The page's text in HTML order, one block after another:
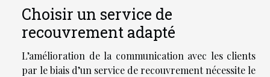
Choisir un service de
recouvrement adapté
L’amélioration de la communication avec les clients
par le biais d’un service de recouvrement nécessite le